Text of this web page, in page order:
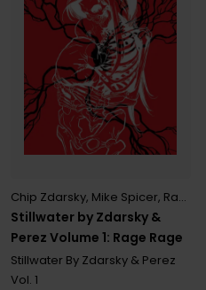
Stillwater by Zdarsky &
Perez Volume 1: Rage Rage
Chip Zdarsky, Mike Spicer, Ramon Perez
Stillwater By Zdarsky & Perez
Vol. 1